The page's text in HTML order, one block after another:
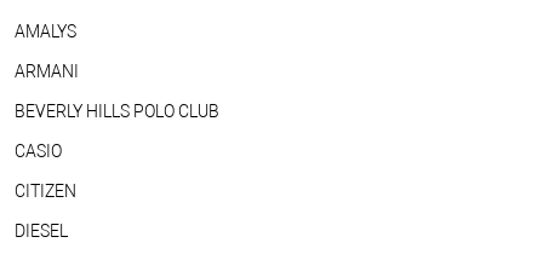
AMALYS
ARMANI
BEVERLY HILLS POLO CLUB
CASIO
CITIZEN
DIESEL